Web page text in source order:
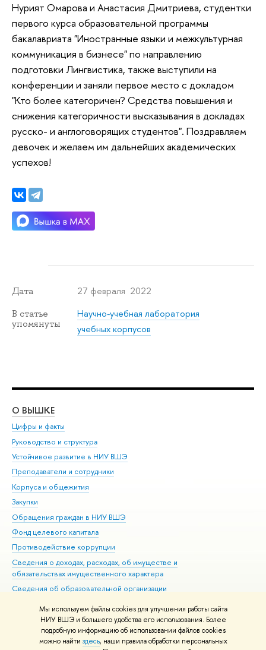
Мы используем файлы cookies для улучшения работы сайта
НИУ ВШЭ и большего удобства его использования. Более
подробную информацию об использовании файлов cookies
можно найти здесь, наши правила обработки персональных
Нурият Омарова и Анастасия Дмитриева, студентки
первого курса образовательной программы
бакалавриата "Иностранные языки и межкультурная
коммуникация в бизнесе" по направлению
подготовки Лингвистика, также выступили на
конференции и заняли первое место с докладом
"Кто более категоричен? Средства повышения и
снижения категоричности высказывания в докладах
русско- и англоговорящих студентов". Поздравляем
девочек и желаем им дальнейших академических
успехов!
Дата 27 февраля 2022
В статье
упомянуты
Научно-учебная лаборатория
учебных корпусов
О ВЫШКЕ
Цифры и факты
Руководство и структура
Устойчивое развитие в НИУ ВШЭ
Преподаватели и сотрудники
Корпуса и общежития
Закупки
Обращения граждан в НИУ ВШЭ
Фонд целевого капитала
Противодействие коррупции
Сведения о доходах, расходах, об имуществе и
обязательствах имущественного характера
Сведения об образовательной организации
Людям с ограниченными возможностями здоровья
Единая платежная страница
Работа в Вышке